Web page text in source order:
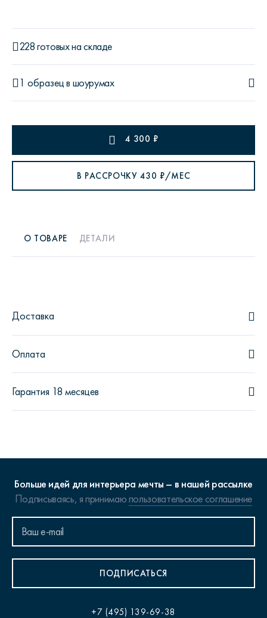
228 готовых на складе
1 образецв шоурумах
4 300 ₽
В РАССРОЧКУ 430 ₽/МЕС
О ТОВАРЕ ДЕТАЛИ
Доставка
Оплата
Гарантия 18 месяцев
Больше идей для интерьера мечты – в нашей рассылке
Подписываясь, я принимаюпользовательское соглашение
ПОДПИСАТЬСЯ
+7 (495) 139-69-38